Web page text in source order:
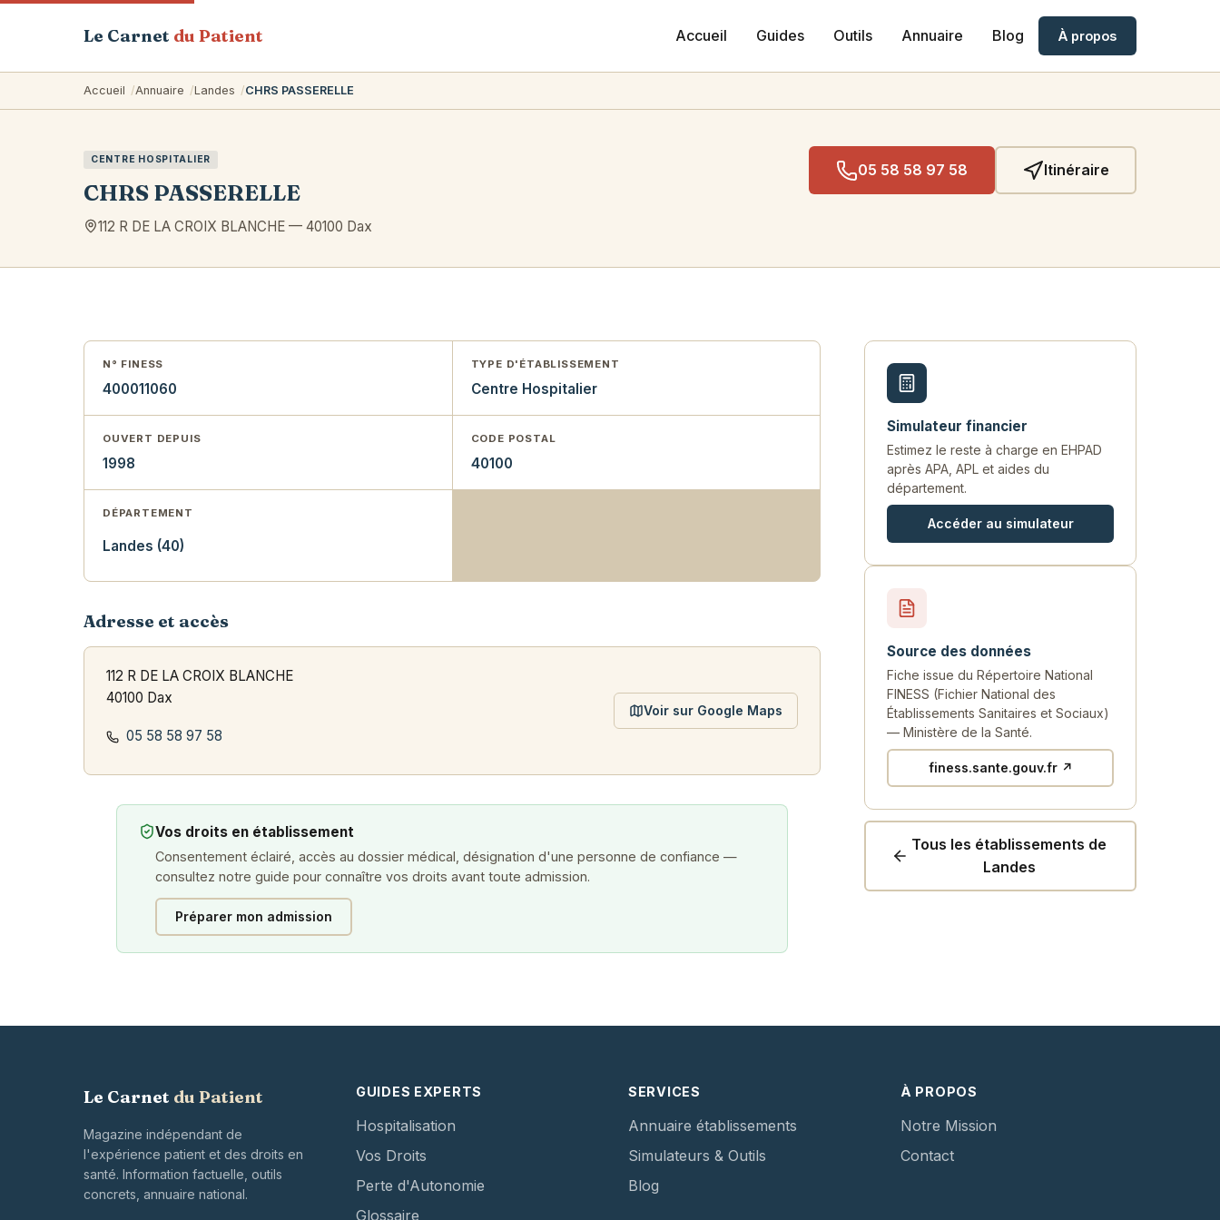
Le Carnet du Patient Accueil Guides Outils Annuaire Blog À propos
Accueil Annuaire Landes CHRS PASSERELLE
CENTRE HOSPITALIER
CHRS PASSERELLE
112 R DE LA CROIX BLANCHE — 40100 Dax
05 58 58 97 58 Itinéraire
N° FINESS
400011060
TYPE D'ÉTABLISSEMENT
Centre Hospitalier
OUVERT DEPUIS
1998
CODE POSTAL
40100
DÉPARTEMENT
Landes (40)
Adresse et accès
112 R DE LA CROIX BLANCHE
40100 Dax
05 58 58 97 58
Voir sur Google Maps
Vos droits en établissement
Consentement éclairé, accès au dossier médical, désignation d'une personne de confiance —
consultez notre guide pour connaître vos droits avant toute admission.
Préparer mon admission
Simulateur financier
Estimez le reste à charge en EHPAD
après APA, APL et aides du
département.
Accéder au simulateur
Source des données
Fiche issue du Répertoire National
FINESS (Fichier National des
Établissements Sanitaires et Sociaux)
— Ministère de la Santé.
finess.sante.gouv.fr ↗
Tous les établissements de
Landes
Le Carnet du Patient
Magazine indépendant de
l'expérience patient et des droits en
santé. Information factuelle, outils
concrets, annuaire national.
GUIDES EXPERTS
Hospitalisation
Vos Droits
Perte d'Autonomie
Glossaire
SERVICES
Annuaire établissements
Simulateurs & Outils
Blog
À PROPOS
Notre Mission
Contact